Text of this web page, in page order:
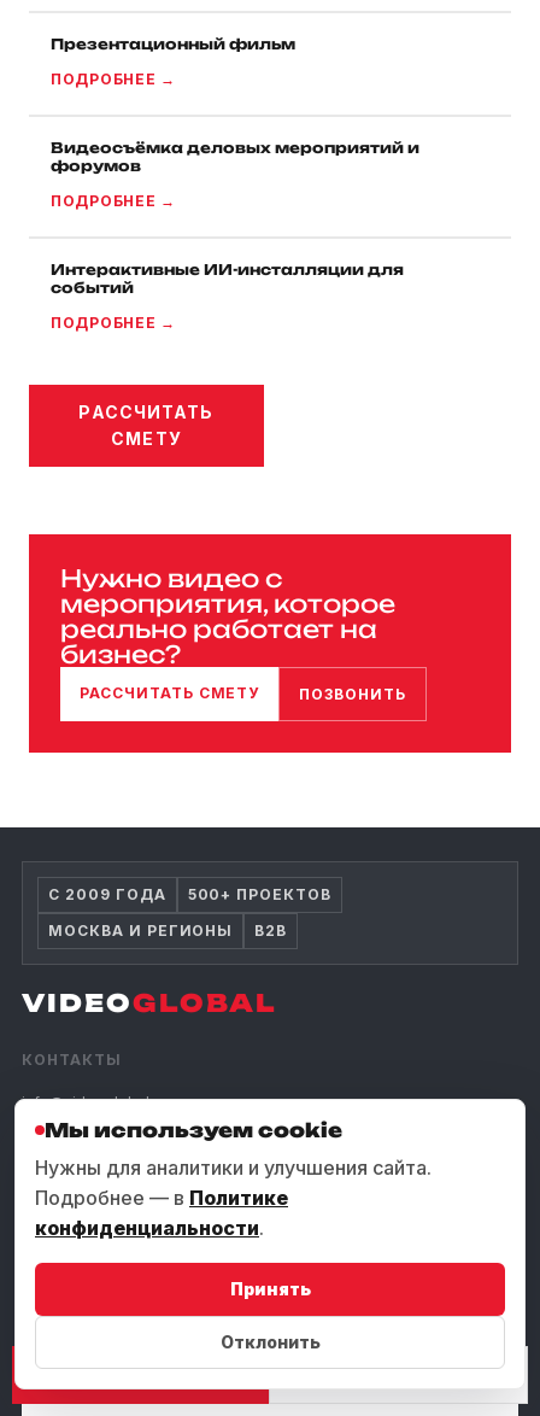
Презентационный фильм
ПОДРОБНЕЕ →
Видеосъёмка деловых мероприятий и
форумов
ПОДРОБНЕЕ →
Интерактивные ИИ-инсталляции для
событий
ПОДРОБНЕЕ →
РАССЧИТАТЬ
СМЕТУ
Нужно видео с
мероприятия, которое
реально работает на
бизнес?
РАССЧИТАТЬ СМЕТУ ПОЗВОНИТЬ
С 2009 ГОДА
500+ ПРОЕКТОВ
МОСКВА И РЕГИОНЫ
B2B
VIDEOGLOBAL
КОНТАКТЫ
info@videoglobal.ru
✈ Telegram
Видеопортфолио
Контакты и реквизиты
Москва, ул. Матвеевская, д. 3
РАССЧИТАТЬ СМЕТУ ПОЗВОНИТЬ
Мы используем cookie
Нужны для аналитики и улучшения сайта.
Подробнее — в Политике
конфиденциальности.
Принять
Отклонить